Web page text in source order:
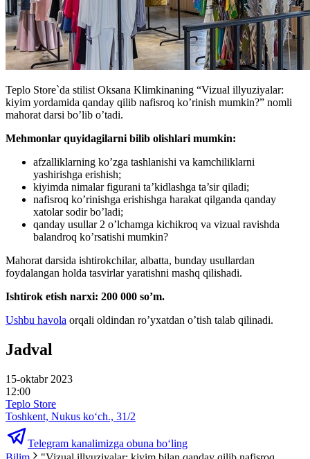
Teplo Store`da stilist Oksana Klimkinaning “Vizual illyuziyalar:
kiyim yordamida qanday qilib nafisroq ko’rinish mumkin?” nomli
mahorat darsi bo’lib o’tadi.
Mehmonlar quyidagilarni bilib olishlari mumkin:
afzalliklarning ko’zga tashlanishi va kamchiliklarni
yashirishga erishish;
kiyimda nimalar figurani ta’kidlashga ta’sir qiladi;
nafisroq ko’rinishga erishishga harakat qilganda qanday
xatolar sodir bo’ladi;
qanday usullar 2 o’lchamga kichikroq va vizual ravishda
balandroq ko’rsatishi mumkin?
Mahorat darsida ishtirokchilar, albatta, bunday usullardan
foydalangan holda tasvirlar yaratishni mashq qilishadi.
Ishtirok etish narxi: 200 000 so’m.
Ushbu havola orqali oldindan ro’yxatdan o’tish talab qilinadi.
Jadval
15-oktabr 2023
12:00
Teplo Store
Toshkent, Nukus ko‘ch., 31/2
Telegram kanalimizga obuna bo‘ling